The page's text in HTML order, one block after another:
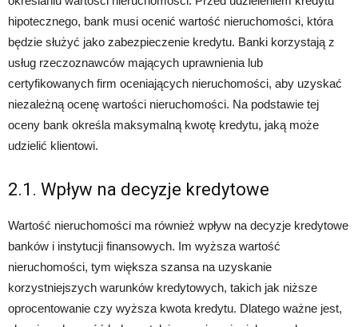
hipotecznego, bank musi ocenić wartość nieruchomości, która
będzie służyć jako zabezpieczenie kredytu. Banki korzystają z
usług rzeczoznawców mających uprawnienia lub
certyfikowanych firm oceniających nieruchomości, aby uzyskać
niezależną ocenę wartości nieruchomości. Na podstawie tej
oceny bank określa maksymalną kwotę kredytu, jaką może
udzielić klientowi.
2.1. Wpływ na decyzje kredytowe
Wartość nieruchomości ma również wpływ na decyzje kredytowe
banków i instytucji finansowych. Im wyższa wartość
nieruchomości, tym większa szansa na uzyskanie
korzystniejszych warunków kredytowych, takich jak niższe
oprocentowanie czy wyższa kwota kredytu. Dlatego ważne jest,